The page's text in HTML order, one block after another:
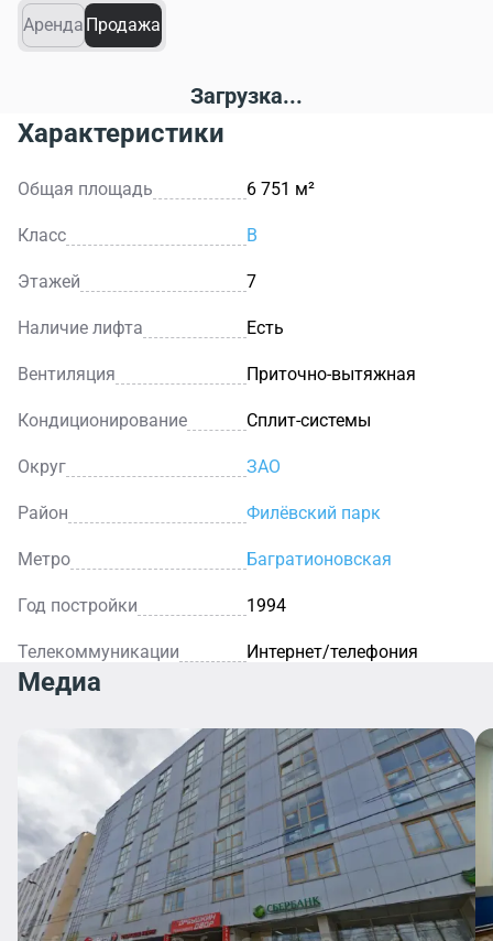
Аренда Продажа
Загрузка...
Характеристики
Общая площадь 6 751 м²
Класс B
Этажей 7
Наличие лифта Есть
Вентиляция Приточно-вытяжная
Кондиционирование Сплит-системы
Округ ЗАО
Район Филёвский парк
Метро Багратионовская
Год постройки 1994
Телекоммуникации Интернет/телефония
Медиа